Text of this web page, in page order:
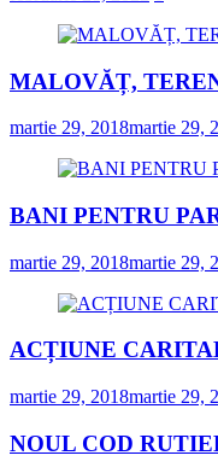
MALOVĂȚ,
martie 29, 2018martie 29,
BANI PENTRU
martie 29, 2018martie 29,
ACȚIUNE
martie 29, 2018martie 29,
NOUL COD